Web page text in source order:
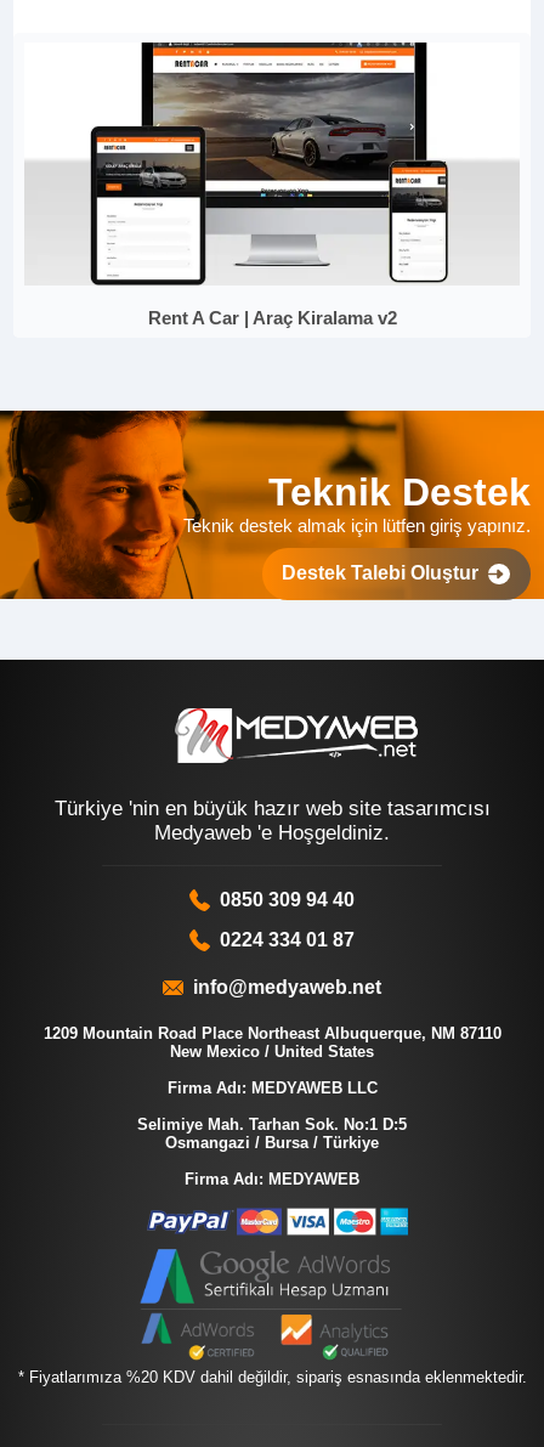
Rent A Car | Araç Kiralama v2
Teknik Destek
Teknik destek almak için lütfen giriş yapınız.
Destek Talebi Oluştur
Türkiye 'nin en büyük hazır web site tasarımcısı
Medyaweb 'e Hoşgeldiniz.
0850 309 94 40
0224 334 01 87
info@medyaweb.net
1209 Mountain Road Place Northeast Albuquerque, NM 87110
New Mexico / United States
Firma Adı: MEDYAWEB LLC
Selimiye Mah. Tarhan Sok. No:1 D:5
Osmangazi / Bursa / Türkiye
Firma Adı: MEDYAWEB
* Fiyatlarımıza %20 KDV dahil değildir, sipariş esnasında eklenmektedir.